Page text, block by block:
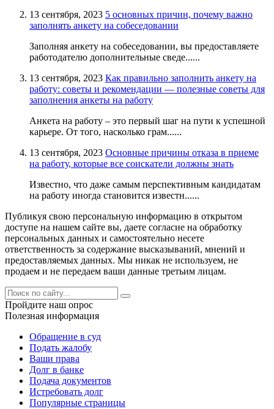
13 сентября, 2023 5 основных причин, почему важно
заполнять анкету на собеседовании
Заполняя анкету на собеседовании, вы предоставляете
работодателю дополнительные сведе......
13 сентября, 2023 Как правильно заполнить анкету на
работу: советы и рекомендации — полезные советы для
заполнения анкеты на работу
Анкета на работу – это первый шаг на пути к успешной
карьере. От того, насколько грам......
13 сентября, 2023 Основные причины отказа в приеме
на работу, которые все соискатели должны знать
Известно, что даже самым перспективным кандидатам
на работу иногда становится известн......
Публикуя свою персональную информацию в открытом
доступе на нашем сайте вы, даете согласие на обработку
персональных данных и самостоятельно несете
ответственность за содержание высказываний, мнений и
предоставляемых данных. Мы никак не используем, не
продаем и не передаем ваши данные третьим лицам.
Пройдите наш опрос
Полезная информация
Обращение в суд
Подать жалобу
Ваши права
Долг в банке
Подача документов
Истребовать долг
Популярные страницы